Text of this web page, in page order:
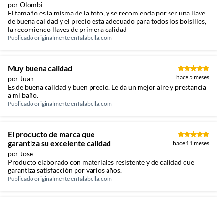
por Olombi
El tamaño es la misma de la foto, y se recomienda por ser una llave
de buena calidad y el precio esta adecuado para todos los bolsillos,
la recomiendo llaves de primera calidad
Publicado originalmente en falabella.com
Muy buena calidad
por Juan hace 5 meses
Es de buena calidad y buen precio. Le da un mejor aire y prestancia
a mi baño.
Publicado originalmente en falabella.com
El producto de marca que
garantiza su excelente calidad
por Jose
hace 11 meses
Producto elaborado con materiales resistente y de calidad que
garantiza satisfacción por varios años.
Publicado originalmente en falabella.com